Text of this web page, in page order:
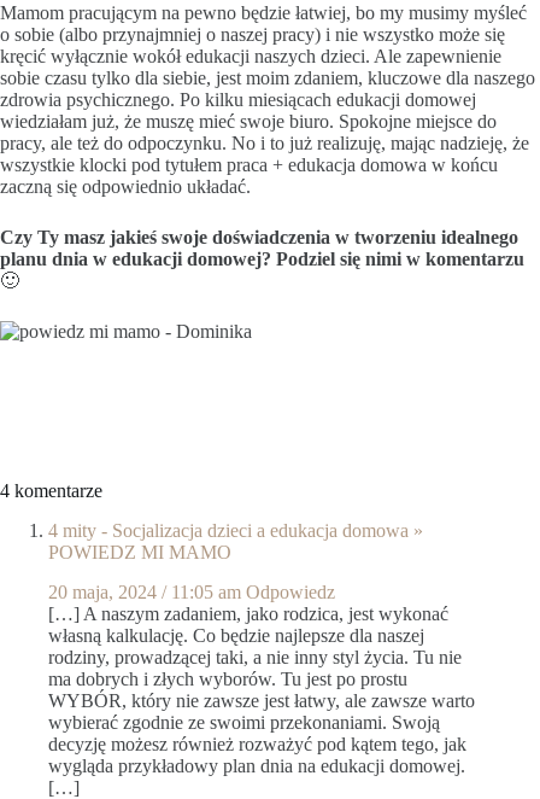
Mamom pracującym na pewno będzie łatwiej, bo my musimy myśleć
o sobie (albo przynajmniej o naszej pracy) i nie wszystko może się
kręcić wyłącznie wokół edukacji naszych dzieci. Ale zapewnienie
sobie czasu tylko dla siebie, jest moim zdaniem, kluczowe dla naszego
zdrowia psychicznego. Po kilku miesiącach edukacji domowej
wiedziałam już, że muszę mieć swoje biuro. Spokojne miejsce do
pracy, ale też do odpoczynku. No i to już realizuję, mając nadzieję, że
wszystkie klocki pod tytułem praca + edukacja domowa w końcu
zaczną się odpowiednio układać.
Czy Ty masz jakieś swoje doświadczenia w tworzeniu idealnego
planu dnia w edukacji domowej? Podziel się nimi w komentarzu
🙂
4 komentarze
4 mity - Socjalizacja dzieci a edukacja domowa »
POWIEDZ MI MAMO
20 maja, 2024 / 11:05 am Odpowiedz
[…] A naszym zadaniem, jako rodzica, jest wykonać
własną kalkulację. Co będzie najlepsze dla naszej
rodziny, prowadzącej taki, a nie inny styl życia. Tu nie
ma dobrych i złych wyborów. Tu jest po prostu
WYBÓR, który nie zawsze jest łatwy, ale zawsze warto
wybierać zgodnie ze swoimi przekonaniami. Swoją
decyzję możesz również rozważyć pod kątem tego, jak
wygląda przykładowy plan dnia na edukacji domowej.
[…]